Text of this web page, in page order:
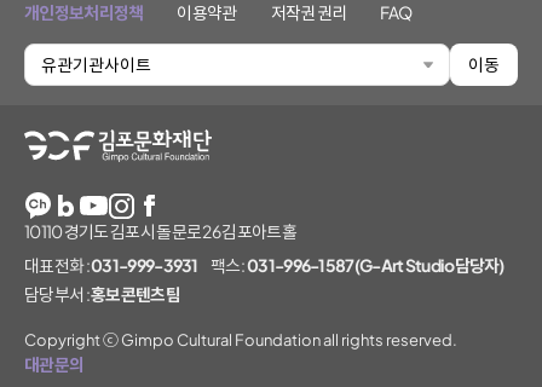
개인정보처리정책 이용약관 저작권 권리 FAQ
유관기관사이트 이동
10110 경기도 김포시 돌문로 26 김포아트홀
대표전화 :031-999-3931 팩스 :031-996-1587(G-Art Studio담당자)
담당부서 :홍보콘텐츠팀
Copyright ⓒ Gimpo Cultural Foundation all rights reserved.
대관문의